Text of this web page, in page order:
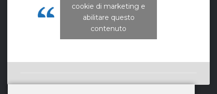
CNA Campania Nord
cookie di marketing e
abilitare questo
contenuto